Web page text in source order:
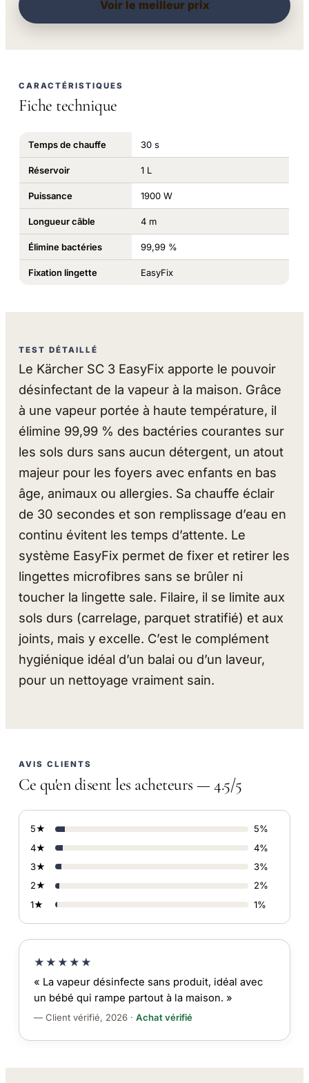
Voir le meilleur prix
CARACTÉRISTIQUES
Fiche technique
Temps de chauffe 30 s
Réservoir 1 L
Puissance 1900 W
Longueur câble 4 m
Élimine bactéries 99,99 %
Fixation lingette EasyFix
TEST DÉTAILLÉ
Le Kärcher SC 3 EasyFix apporte le pouvoir
désinfectant de la vapeur à la maison. Grâce
à une vapeur portée à haute température, il
élimine 99,99 % des bactéries courantes sur
les sols durs sans aucun détergent, un atout
majeur pour les foyers avec enfants en bas
âge, animaux ou allergies. Sa chauffe éclair
de 30 secondes et son remplissage d’eau en
continu évitent les temps d’attente. Le
système EasyFix permet de fixer et retirer les
lingettes microfibres sans se brûler ni
toucher la lingette sale. Filaire, il se limite aux
sols durs (carrelage, parquet stratifié) et aux
joints, mais y excelle. C’est le complément
hygiénique idéal d’un balai ou d’un laveur,
pour un nettoyage vraiment sain.
AVIS CLIENTS
Ce qu'en disent les acheteurs — 4.5/5
5★
5%
4★
4%
3★
3%
2★
2%
1★
1%
★★★★★
« La vapeur désinfecte sans produit, idéal avec
un bébé qui rampe partout à la maison. »
— Client vérifié, 2026 · Achat vérifié